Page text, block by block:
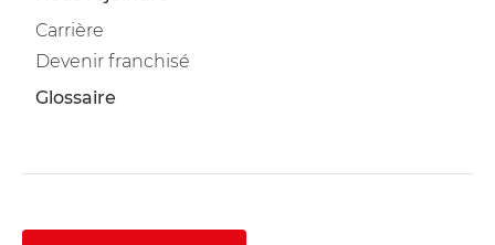
Carrière
Devenir franchisé
Glossaire